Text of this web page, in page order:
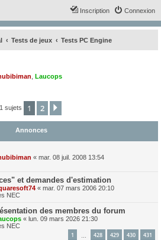
Connexion
Inscription
Tests de jeux Tests PC Engine
Laucops
sujets 1 2
Annonces
« mar. 08 juil. 2008 13:54
et demandes d'estimation
« mar. 07 mars 2006 20:10
NEC
des membres du forum
« lun. 09 mars 2026 21:30
NEC
1 428 429 430 431